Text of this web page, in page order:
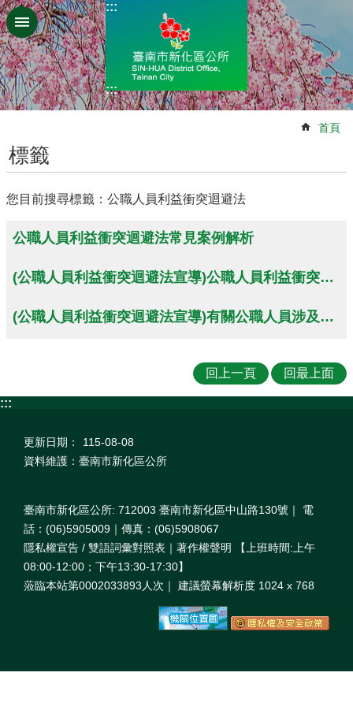
跳到主要內容區塊
:::
:::
首頁
標籤
您目前搜尋標籤：公職人員利益衝突迴避法
公職人員利益衝突迴避法常見案例解析
(公職人員利益衝突迴避法宣導)公職人員利益衝突迴避法第14條規定執行疑義說明
(公職人員利益衝突迴避法宣導)有關公職人員涉及機要人員考績評擬應予迴避之說明，疑義說明不符部分，停止適用。
回上一頁 回最上面
:::
更新日期：
115-08-08
資料維護：臺南市新化區公所
臺南市新化區公所: 712003 臺南市新化區中山路130號｜ 電
話：(06)5905009｜傳真：(06)5908067
隱私權宣告 / 雙語詞彙對照表｜著作權聲明 【上班時間:上午
08:00‐12:00；下午13:30‐17:30】
蒞臨本站第0002033893人次｜ 建議螢幕解析度 1024 x 768